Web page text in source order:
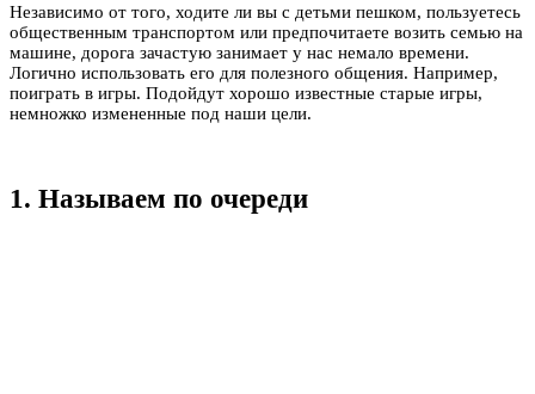
Независимо от того, ходите ли вы с детьми пешком, пользуетесь
общественным транспортом или предпочитаете возить семью на
машине, дорога зачастую занимает у нас немало времени.
Логично использовать его для полезного общения. Например,
поиграть в игры. Подойдут хорошо известные старые игры,
немножко измененные под наши цели.
1. Называем по очереди